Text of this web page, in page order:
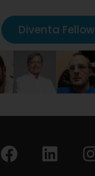
Diventa Fellow